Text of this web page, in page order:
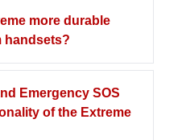
more durable
handsets?
Emergency SOS
of the Extreme